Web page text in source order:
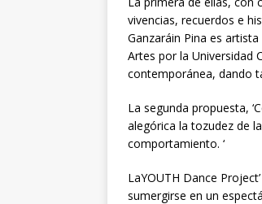
vivencias, recuerdos e
Ganzaráin Pina es
Artes por la Universidad
contemporánea, dando
La segunda propuesta,
alegórica la tozudez de
comportamiento. ‘
LaYOUTH Dance
sumergirse en un